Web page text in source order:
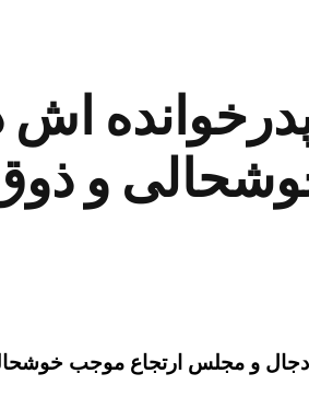
اش
و
و مجلس ارتجاع موجب